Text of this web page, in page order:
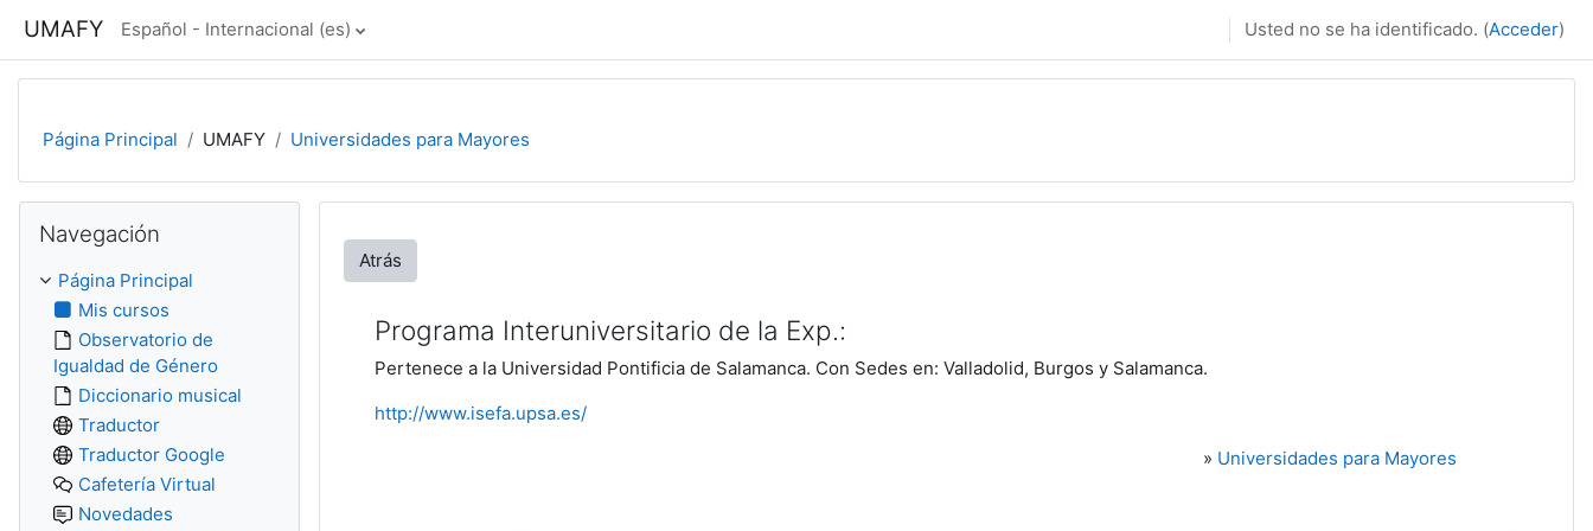
UMAFY Español - Internacional ‎(es)‎ Usted no se ha identificado. (Acceder)
Página Principal UMAFY Universidades para Mayores
Atrás
Programa Interuniversitario de la Exp.:
Pertenece a la Universidad Pontificia de Salamanca. Con Sedes en: Valladolid, Burgos y Salamanca.
http://www.isefa.upsa.es/
» Universidades para Mayores
Navegación
Página Principal
Mis cursos
Observatorio de
Igualdad de Género
Diccionario musical
Traductor
Traductor Google
Cafetería Virtual
Novedades